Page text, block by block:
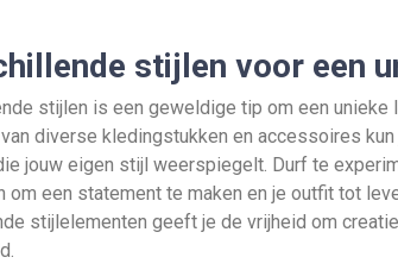
stijlen voor een
stijlen is een geweldige tip om een unieke
diverse kledingstukken en accessoires
jouw eigen stijl weerspiegelt. Durf te
om een statement te maken en je outfit tot
stijlelementen geeft je de vrijheid om